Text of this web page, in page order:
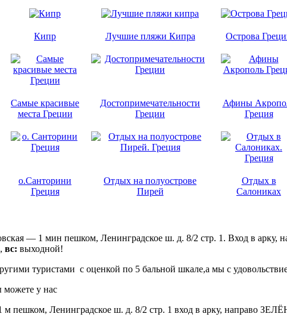
Кипр Лучшие пляжи Кипра Острова
Самые красивые
места Греции
Достопримечательности
Греции
Афины
Греция
о.Санторини
Греция
Отдых на полуострове
Пирей
Отдых в
Салониках
— 1 мин пешком, Ленинградское ш. д. 8/2 стр. 1. Вход в
вс: выходной!
туристами с оценкой по 5 бальной шкале,а мы с
можете у нас
м пешком, Ленинградское ш. д. 8/2 стр. 1 вход в арку, направо